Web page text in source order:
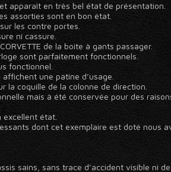
apparaît en très bel état de présentation.
assorties sont en bon état.
les contre portes.
ni cassure.
de la boite à gants passager.
sont parfaitement fonctionnels.
fonctionnel.
une patine d’usage.
la coquille de la colonne de direction.
mais à été conservée pour des
excellent état.
dont cet exemplaire est doté nous
sains, sans trace d’accident visible ni